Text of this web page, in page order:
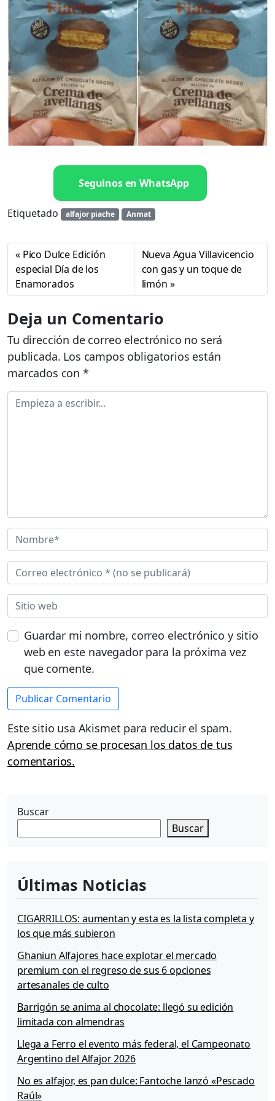
Seguinos en WhatsApp
Etiquetado alfajor piache Anmat
Pico Dulce Edición
especial Día de los
Enamorados
Nueva Agua Villavicencio
con gas y un toque de
limón
Deja un Comentario
Tu dirección de correo electrónico no será
publicada. Los campos obligatorios están
marcados con *
Guardar mi nombre, correo electrónico y sitio
web en este navegador para la próxima vez
que comente.
Este sitio usa Akismet para reducir el spam.
Aprende cómo se procesan los datos de tus
comentarios.
Buscar
Buscar
Últimas Noticias
CIGARRILLOS: aumentan y esta es la lista completa y
los que más subieron
Ghaniun Alfajores hace explotar el mercado
premium con el regreso de sus 6 opciones
artesanales de culto
Barrigón se anima al chocolate: llegó su edición
limitada con almendras
Llega a Ferro el evento más federal, el Campeonato
Argentino del Alfajor 2026
No es alfajor, es pan dulce: Fantoche lanzó «Pescado
Raúl»